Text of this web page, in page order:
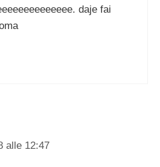
daje fai
alle 12:47